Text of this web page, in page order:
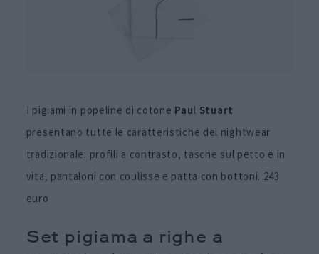
I pigiami in popeline di cotone Paul Stuart
presentano tutte le caratteristiche del nightwear
tradizionale: profili a contrasto, tasche sul petto e in
vita, pantaloni con coulisse e patta con bottoni. 243
euro
Set pigiama a righe a